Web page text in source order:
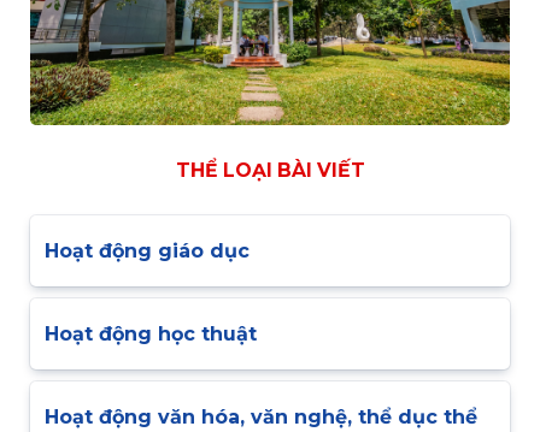
THỂ LOẠI BÀI VIẾT
Hoạt động giáo dục
Hoạt động học thuật
Hoạt động văn hóa, văn nghệ, thể dục thể